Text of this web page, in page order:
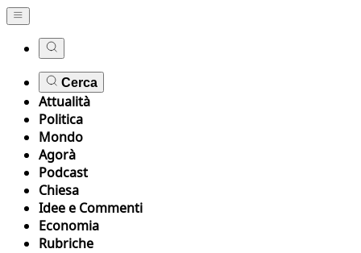
Cerca
Attualità
Politica
Mondo
Agorà
Podcast
Chiesa
Idee e Commenti
Economia
Rubriche